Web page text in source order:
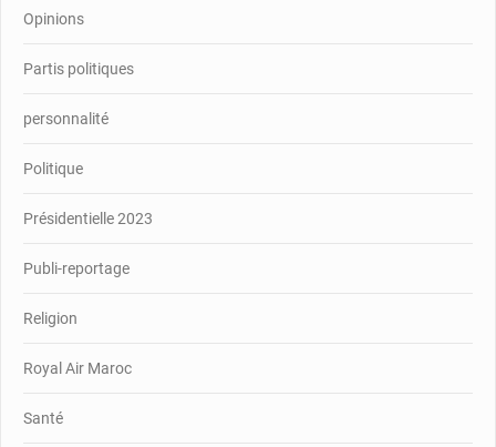
Opinions
Partis politiques
personnalité
Politique
Présidentielle 2023
Publi-reportage
Religion
Royal Air Maroc
Santé